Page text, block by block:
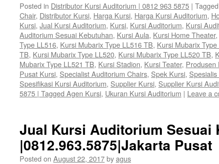
Posted in Distributor Kursi Auditorium | 0812 963 5875 | Tagged
Chair, Distributor Kursi, Harga Kursi, Harga Kursi Auditorium,
Kursi, Jual Kursi Auditorium, Kursi, Kursi Auditorium, Kursi
Auditorium Sesuai Kebutuhan, Kursi Aula, Kursi Home Theater,
Type LL516, Kursi Mubarix Type LL516 TB, Kursi Mubarix
TB, Kursi Mubarix Type LL520, Kursi Mubarix Type LL520 TB,
Mubarix Type LL521 TB, Kursi Stadion, Kursi Teater, Produsen
Pusat Kursi, Specialist Auditorium Chairs, Spek Kursi,
Spesifikasi Kursi Auditorium, Supplier Kursi, Supplier Kursi
5875 | Tagged Agen Kursi, Ukuran Kursi Auditorium | Leave a
Jual Kursi Auditorium Sesuai
|0812.963.5875|Jakarta Pusat
Posted on August 22, 2017byagus